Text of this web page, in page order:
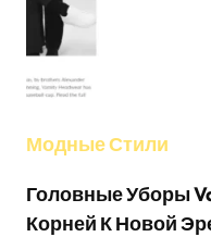
Модные Стили
Головные Уборы
Корней К Новой